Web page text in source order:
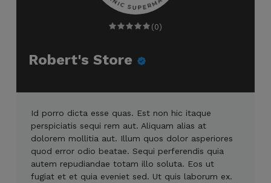
(0)
Robert's Store
Id porro dicta esse quas. Est non hic itaque
perspiciatis sequi rem aut. Aliquam alias at
dolorem mollitia aut. Illum quos dolor asperiores
quod error odio beatae. Sequi perferendis quia
autem repudiandae totam illo soluta. Eos ut
fugiat et et quia eveniet sed. Ut quis laborum ex.